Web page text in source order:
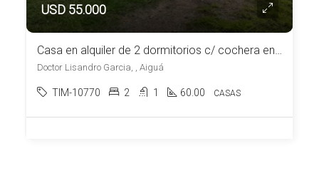
USD 55.000
Casa en alquiler de 2 dormitorios c/ cochera en Aiguá
Doctor Lisandro Garcia, , Aiguá
TIM-10770 2 1 60.00 CASAS